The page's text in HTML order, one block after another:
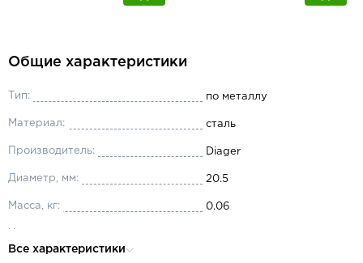
Общие характеристики
Тип: по металлу
Материал: сталь
Производитель: Diager
Диаметр, мм: 20.5
Масса, кг: 0.06
Все характеристики